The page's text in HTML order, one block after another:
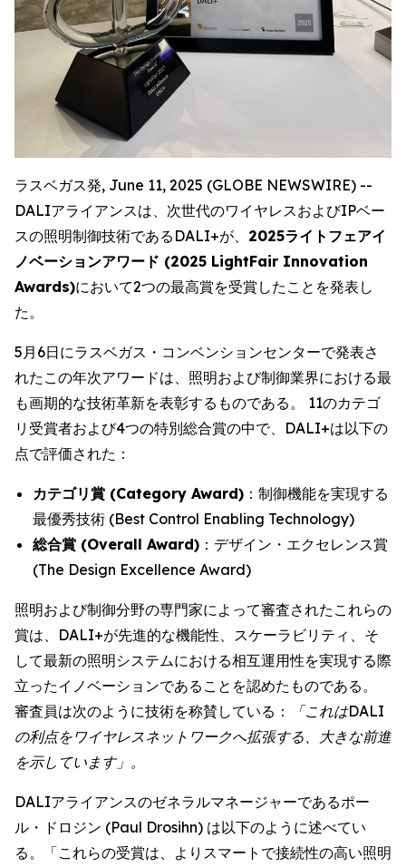
ラスベガス発, June 11, 2025 (GLOBE NEWSWIRE) --
DALIアライアンスは、次世代のワイヤレスおよびIPベー
スの照明制御技術であるDALI+が、 2025ライトフェアイ
ノベーションアワード (2025 LightFair Innovation
Awards)において2つの最高賞を受賞したことを発表し
た。
5月6日にラスベガス・コンベンションセンターで発表さ
れたこの年次アワードは、照明および制御業界における最
も画期的な技術革新を表彰するものである。 11のカテゴ
リ受賞者および4つの特別総合賞の中で、DALI+は以下の
点で評価された：
カテゴリ賞 (Category Award) ：制御機能を実現する
最優秀技術 (Best Control Enabling Technology)
総合賞 (Overall Award) ：デザイン・エクセレンス賞
(The Design Excellence Award)
照明および制御分野の専門家によって審査されたこれらの
賞は、DALI+が先進的な機能性、スケーラビリティ、そ
して最新の照明システムにおける相互運用性を実現する際
立ったイノベーションであることを認めたものである。
審査員は次のように技術を称賛している：
「これはDALI
の利点をワイヤレスネットワークへ拡張する、大きな前進
を示しています」。
DALIアライアンスのゼネラルマネージャーであるポー
ル・ドロジン (Paul Drosihn) は以下のように述べてい
る。「これらの受賞は、よりスマートで接続性の高い照明